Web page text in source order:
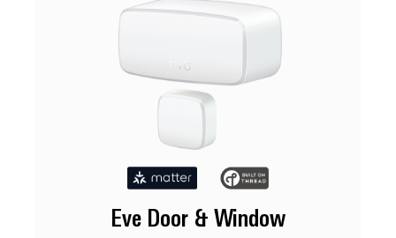
Eve Door & Window